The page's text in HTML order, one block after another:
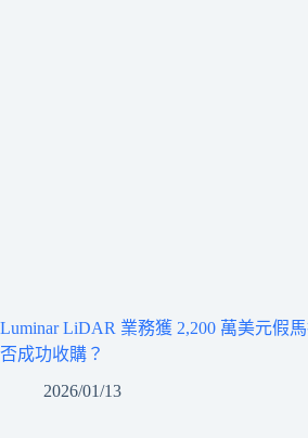
Luminar LiDAR 業務獲 2,200 萬美元假
否成功收購？
2026/01/13